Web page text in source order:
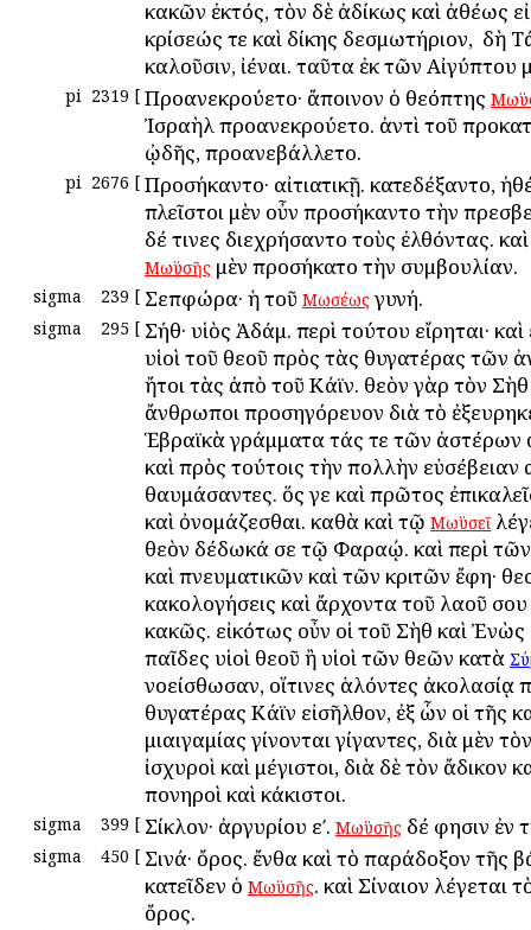
κακῶν ἐκτός, τὸν δὲ ἀδίκως καὶ ἀθέως
κρίσεώς τε καὶ δίκης δεσμωτήριον, ὃ δὴ
καλοῦσιν, ἰέναι. ταῦτα ἐκ τῶν Αἰγύπτου
pi 2319 [ Προανεκρούετο· ἄποινον ὁ θεόπτης
Ἰσραὴλ προανεκρούετο. ἀντὶ τοῦ
ᾠδῆς, προανεβάλλετο.
pi 2676 [ Προσήκαντο· αἰτιατικῇ. κατεδέξαντο,
πλεῖστοι μὲν οὖν προσήκαντο τὴν
δέ τινες διεχρήσαντο τοὺς ἐλθόντας. καὶ
Μωϋσῆς μὲν προσήκατο τὴν συμβουλίαν.
sigma 239 [ Σεπφώρα· ἡ τοῦ Μωσέωςγυνή.
sigma 295 [ Σήθ· υἱὸς Ἀδάμ. περὶ τούτου εἴρηται· καὶ
υἱοὶ τοῦ θεοῦ πρὸς τὰς θυγατέρας τῶν
ἤτοι τὰς ἀπὸ τοῦ Κάϊν. θεὸν γὰρ τὸν Σὴθ
ἄνθρωποι προσηγόρευον διὰ τὸ
Ἑβραϊκὰ γράμματα τάς τε τῶν ἀστέρων
καὶ πρὸς τούτοις τὴν πολλὴν εὐσέβειαν
θαυμάσαντες. ὅς γε καὶ πρῶτος
καὶ ὀνομάζεσθαι. καθὰ καὶ τῷ Μωϋσεῖ
θεὸν δέδωκά σε τῷ Φαραῴ. καὶ περὶ
καὶ πνευματικῶν καὶ τῶν κριτῶν ἔφη·
κακολογήσεις καὶ ἄρχοντα τοῦ λαοῦ σου
κακῶς. εἰκότως οὖν οἱ τοῦ Σὴθ καὶ
παῖδες υἱοὶ θεοῦ ἢ υἱοὶ τῶν θεῶν κατὰ
νοείσθωσαν, οἵτινες ἁλόντες ἀκολασίᾳ
θυγατέρας Κάϊν εἰσῆλθον, ἐξ ὧν οἱ τῆς
μιαιγαμίας γίνονται γίγαντες, διὰ μὲν
ἰσχυροὶ καὶ μέγιστοι, διὰ δὲ τὸν ἄδικον
πονηροὶ καὶ κάκιστοι.
sigma 399 [ Σίκλον· ἀργυρίου εʹ. Μωϋσῆς δέ φησιν ἐν
sigma 450 [ Σινά· ὄρος. ἔνθα καὶ τὸ παράδοξον τῆς
κατεῖδεν ὁ Μωϋσῆς. καὶ Σίναιον λέγεται
ὄρος.